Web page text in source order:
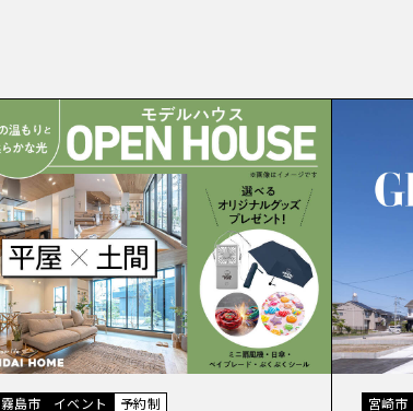
霧島市 イベント 予約制 宮崎市